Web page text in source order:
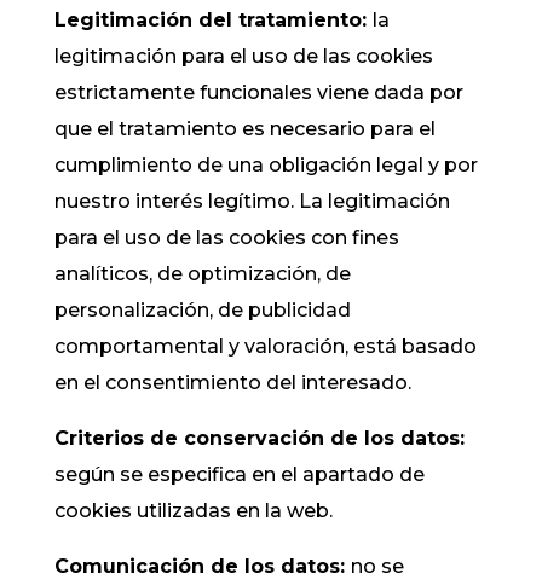
Legitimación del tratamiento: la
legitimación para el uso de las cookies
estrictamente funcionales viene dada por
que el tratamiento es necesario para el
cumplimiento de una obligación legal y por
nuestro interés legítimo. La legitimación
para el uso de las cookies con fines
analíticos, de optimización, de
personalización, de publicidad
comportamental y valoración, está basado
en el consentimiento del interesado.
Criterios de conservación de los datos:
según se especifica en el apartado de
cookies utilizadas en la web.
Comunicación de los datos: no se